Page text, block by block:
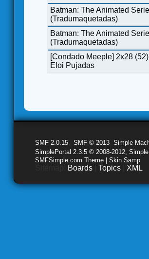
Batman: The Animated
(Tradumaquetadas)
Batman: The Animated
(Tradumaquetadas)
[Condado Meeple] 2x28
Eloi Pujadas
SMF 2.0.15 SMF © 2013 Simple
SimplePortal 2.3.5 © 2008-2012,
SMFSimple.com Theme | Skin Samp
Boards Topics XML